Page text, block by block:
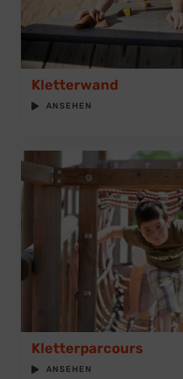
Kletterwand
ANSEHEN
Kletterparcours
ANSEHEN